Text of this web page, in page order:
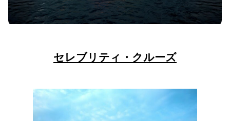
セレブリティ・クルーズ